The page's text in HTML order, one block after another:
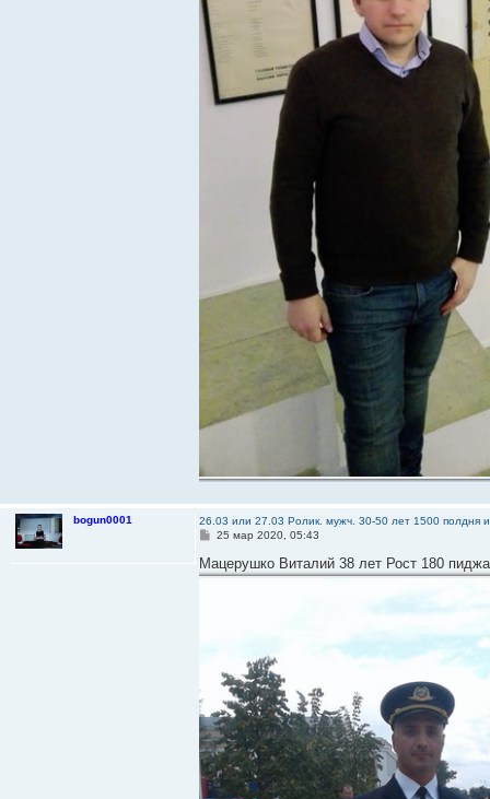
bogun0001
26.03 или 27.03 Ролик. мужч. 30-50 лет 1500 полдня
С
о
б
25 мар 2020, 05:43
Мацерушко Виталий 38 лет Рост 180